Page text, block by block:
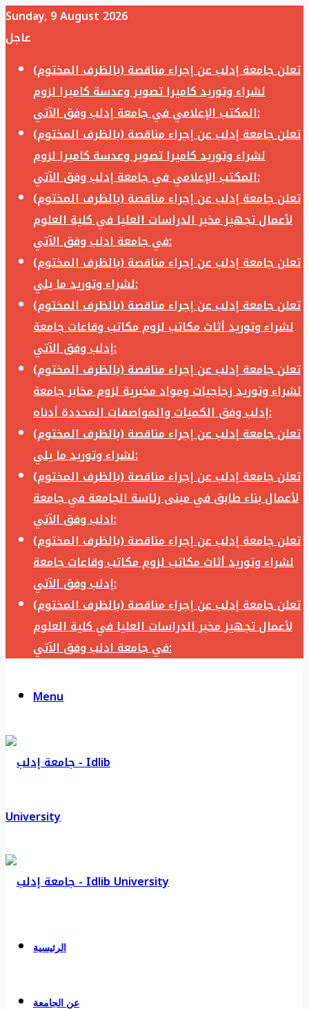
Sunday, 9 August 2026
عاجل
تعلن جامعة إدلب عن إجراء مناقصة (بالظرف المختوم)
لشراء وتوريد كاميرا تصوير وعدسة كاميرا لزوم
المكتب الإعلامي في جامعة إدلب وفق الآتي:
تعلن جامعة إدلب عن إجراء مناقصة (بالظرف المختوم)
لشراء وتوريد كاميرا تصوير وعدسة كاميرا لزوم
المكتب الإعلامي في جامعة إدلب وفق الآتي:
تعلن جامعة إدلب عن إجراء مناقصة (بالظرف المختوم)
لأعمال تجهيز مخبر الدراسات العليا في كلية العلوم
في جامعة ادلب وفق الآتي:
تعلن جامعة إدلب عن إجراء مناقصة (بالظرف المختوم)
لشراء وتوريد ما يلي:
تعلن جامعة إدلب عن إجراء مناقصة (بالظرف المختوم)
لشراء وتوريد أثاث مكاتب لزوم مكاتب وقاعات جامعة
إدلب وفق الآتي:
تعلن جامعة إدلب عن إجراء مناقصة (بالظرف المختوم)
لشراء وتوريد زجاجيات ومواد مخبرية لزوم مخابر جامعة
إدلب وفق الكميات والمواصفات المحددة أدناه:
تعلن جامعة إدلب عن إجراء مناقصة (بالظرف المختوم)
لشراء وتوريد ما يلي:
تعلن جامعة إدلب عن إجراء مناقصة (بالظرف المختوم)
لأعمال بناء طابق في مبنى رئاسة الجامعة في جامعة
ادلب وفق الآتي:
تعلن جامعة إدلب عن إجراء مناقصة (بالظرف المختوم)
لشراء وتوريد أثاث مكاتب لزوم مكاتب وقاعات جامعة
إدلب وفق الآتي:
تعلن جامعة إدلب عن إجراء مناقصة (بالظرف المختوم)
لأعمال تجهيز مخبر الدراسات العليا في كلية العلوم
في جامعة ادلب وفق الآتي:
Menu
الرئيسية
عن الجامعة